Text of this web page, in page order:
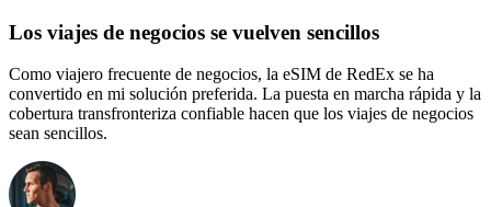
Los viajes de negocios se vuelven sencillos
Como viajero frecuente de negocios, la eSIM de RedEx se ha
convertido en mi solución preferida. La puesta en marcha rápida y la
cobertura transfronteriza confiable hacen que los viajes de negocios
sean sencillos.